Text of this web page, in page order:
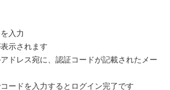
入力
示されます
ドレス宛に、認証コードが記載されたメー
ードを入力するとログイン完了です